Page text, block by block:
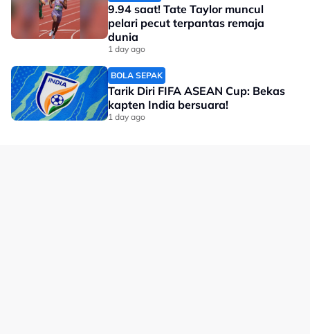
No node context available.
Related Topics
9.94 saat! Tate Taylor muncul
pelari pecut terpantas remaja
dunia
1 day ago
BOLA SEPAK
Tarik Diri FIFA ASEAN Cup: Bekas
kapten India bersuara!
1 day ago